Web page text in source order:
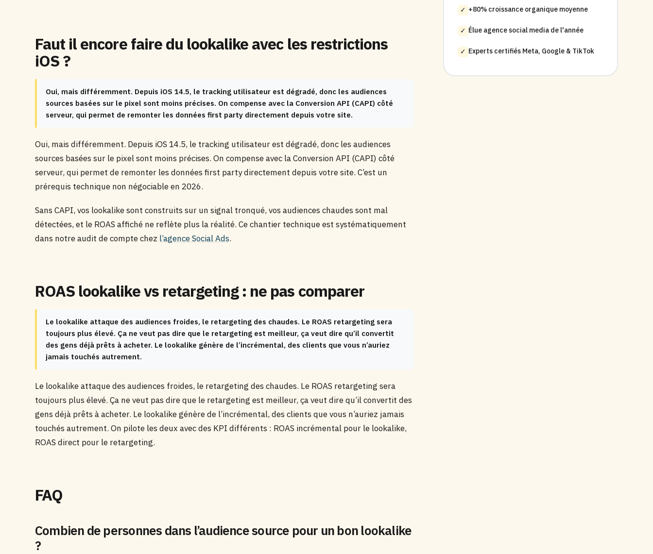
Faut il encore faire du lookalike avec les restrictions
iOS ?
Oui, mais différemment. Depuis iOS 14.5, le tracking utilisateur est dégradé, donc les audiences
sources basées sur le pixel sont moins précises. On compense avec la Conversion API (CAPI) côté
serveur, qui permet de remonter les données first party directement depuis votre site.
Oui, mais différemment. Depuis iOS 14.5, le tracking utilisateur est dégradé, donc les audiences
sources basées sur le pixel sont moins précises. On compense avec la Conversion API (CAPI) côté
serveur, qui permet de remonter les données first party directement depuis votre site. C’est un
prérequis technique non négociable en 2026.
Sans CAPI, vos lookalike sont construits sur un signal tronqué, vos audiences chaudes sont mal
détectées, et le ROAS affiché ne reflète plus la réalité. Ce chantier technique est systématiquement
dans notre audit de compte chez l’agence Social Ads.
ROAS lookalike vs retargeting : ne pas comparer
Le lookalike attaque des audiences froides, le retargeting des chaudes. Le ROAS retargeting sera
toujours plus élevé. Ça ne veut pas dire que le retargeting est meilleur, ça veut dire qu’il convertit
des gens déjà prêts à acheter. Le lookalike génère de l’incrémental, des clients que vous n’auriez
jamais touchés autrement.
Le lookalike attaque des audiences froides, le retargeting des chaudes. Le ROAS retargeting sera
toujours plus élevé. Ça ne veut pas dire que le retargeting est meilleur, ça veut dire qu’il convertit des
gens déjà prêts à acheter. Le lookalike génère de l’incrémental, des clients que vous n’auriez jamais
touchés autrement. On pilote les deux avec des KPI différents : ROAS incrémental pour le lookalike,
ROAS direct pour le retargeting.
FAQ
Combien de personnes dans l’audience source pour un bon lookalike
?
✓ +80% croissance organique moyenne
✓ Élue agence social media de l'année
✓ Experts certifiés Meta, Google & TikTok